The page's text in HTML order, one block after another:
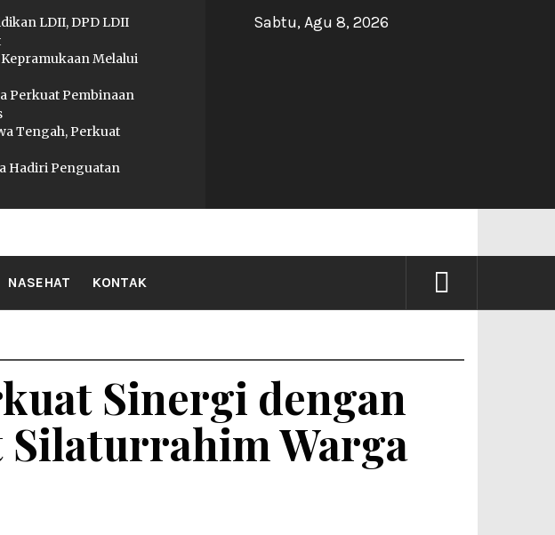
LDII, DPD LDII
Melalui
Perkuat Pembinaan
Tengah, Perkuat
Hadiri Penguatan
Sabtu, Agu 8, 2026
NASEHAT KONTAK
Sinergi dengan
Silaturrahim Warga